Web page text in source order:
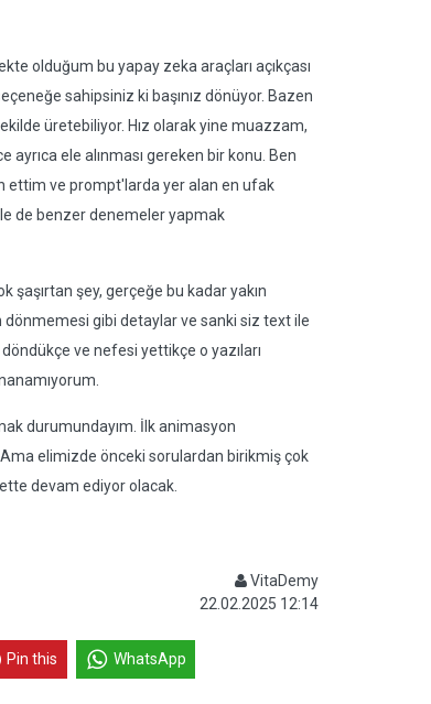
olduğum bu yapay zeka araçları açıkçası
sahipsiniz ki başınız dönüyor. Bazen
üretebiliyor. Hız olarak yine muazzam,
ele alınması gereken bir konu. Ben
ettim ve prompt'larda yer alan en ufak
de benzer denemeler yapmak
şey, gerçeğe bu kadar yakın
dönmemesi gibi detaylar ve sanki siz text ile
ve nefesi yettikçe o yazıları
durumundayım. İlk animasyon
elimizde önceki sorulardan birikmiş çok
devam ediyor olacak.
VitaDemy
22.02.2025 12:14
Pin this WhatsApp